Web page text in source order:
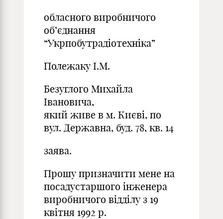
обласного виробничого
об’єднання
“Укрпобутрадіотехніка”
Полежаку І.М.
Безуглого Михайла
Івановича,
який живе в м. Києві, по
вул. Державна, буд. 78, кв. 14
заява.
Прошу призначити мене на
посадустаршого інженера
виробничого відділу з 19
квітня 1992 р.